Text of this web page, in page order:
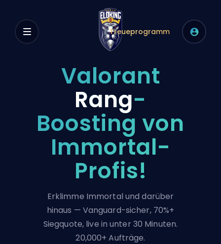
Treueprogramm
Valorant
Rang-
Boosting von
Immortal-
Profis!
Erklimme Immortal und darüber
hinaus — Vanguard-sicher, 70%+
Siegquote, live in unter 30 Minuten.
20,000+ Aufträge.